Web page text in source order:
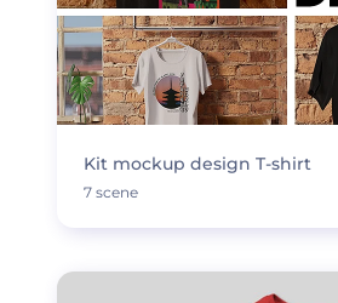
Kit mockup design T-shirt
7 scene